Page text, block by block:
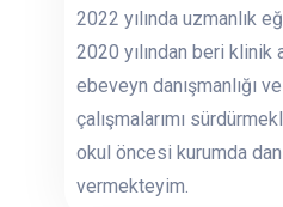
2022 yılında uzmanlık
2020 yılından beri klinik
ebeveyn danışmanlığı
çalışmalarımı
okul öncesi kurumda
vermekteyim.